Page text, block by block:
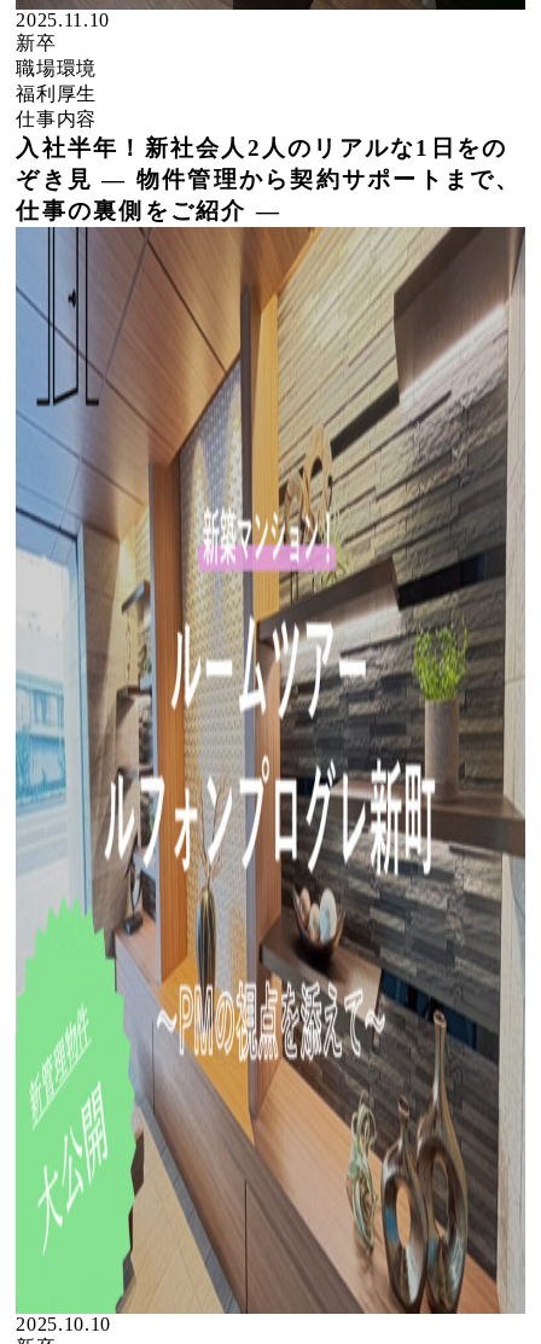
2025.11.10
新卒
職場環境
福利厚生
仕事内容
入社半年！新社会人2人のリアルな1日をの
ぞき見 ― 物件管理から契約サポートまで、
仕事の裏側をご紹介 ―
2025.10.10